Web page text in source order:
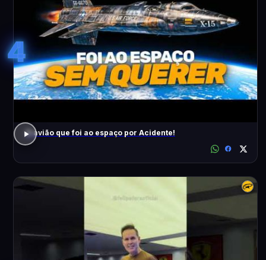
4
O avião que foi ao espaço por Acidente!